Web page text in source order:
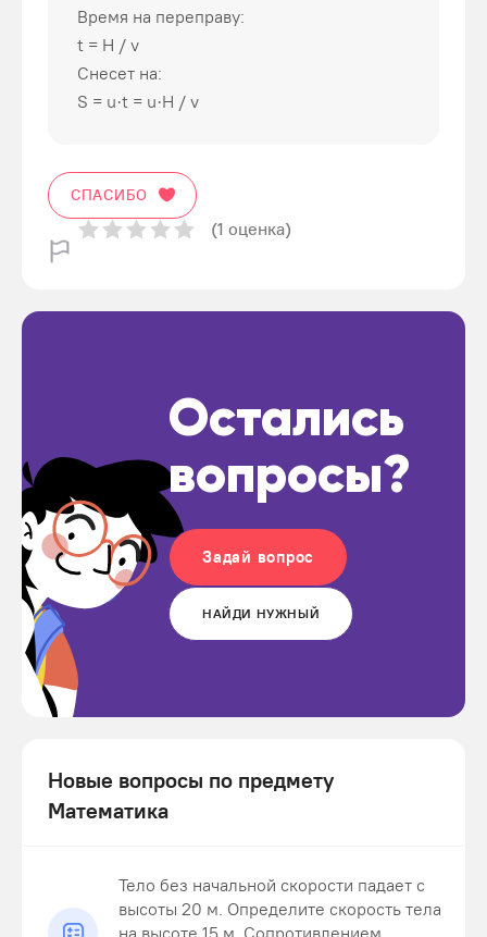
Время на переправу:
t = H / v
Снесет на:
S = u·t = u·H / v
СПАСИБО
(1 оценка)
Остались
вопросы?
Задай вопрос
НАЙДИ НУЖНЫЙ
Новые вопросы по предмету
Математика
Тело без начальной скорости падает с
высоты 20 м. Определите скорость тела
на высоте 15 м. Сопротивлением